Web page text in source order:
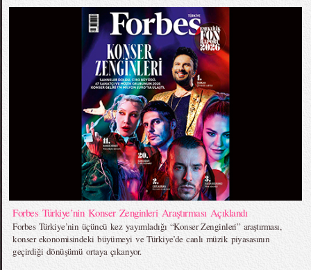
Forbes Türkiye’nin Konser Zenginleri Araştırması Açıklandı
Forbes Türkiye’nin üçüncü kez yayımladığı “Konser Zenginleri” araştırması,
konser ekonomisindeki büyümeyi ve Türkiye’de canlı müzik piyasasının
geçirdiği dönüşümü ortaya çıkarıyor.